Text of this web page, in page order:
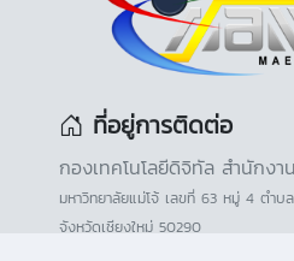
ที่อยู่การติดต่อ
กองเทคโนโลยีดิจิทัล สำนักงา
มหาวิทยาลัยแม่โจ้ เลขที่ 63 หมู่ 4 ตำบ
จังหวัดเชียงใหม่ 50290